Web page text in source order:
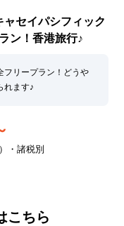
セイパシフィック
ン！香港旅行♪
フリープラン！どうや
れます♪
・諸税別
こちら